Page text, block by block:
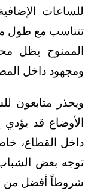
للساعات
تتناسب مع طول
الممنوح يظل
ومجهود داخل
ويحذر متابعون
الأوضاع قد يؤدي
داخل القطاع،
توجه بعض الشباب
شروطاً أفضل من